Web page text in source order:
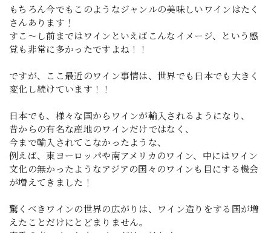
もちろん今でもこのようなジャンルの美味しいワインはたく
さんあります！
すこ～し前まではワインといえばこんなイメージ、という感
覚も非常に多かったですよね！！
ですが、ここ最近のワイン事情は、世界でも日本でも大きく
変化し続けています！！
日本でも、様々な国からワインが輸入されるようになり、
昔からの有名な産地のワインだけではなく、
今まで輸入されてこなかったような、
例えば、東ヨーロッパや南アメリカのワイン、中にはワイン
文化の無かったようなアジアの国々のワインも目にする機会
が増えてきました！
驚くべきワインの世界の広がりは、ワイン造りをする国が増
えたことだけにとどまりません。